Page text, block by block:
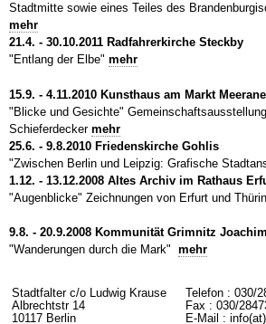
Stadtmitte sowie eines Teiles des
mehr
21.4. - 30.10.2011 Radfahrerkirche Steckby
"Entlang der Elbe" mehr
15.9. - 4.11.2010 Kunsthaus am Markt Meerane
"Blicke und Gesichte"
Schieferdecker mehr
25.6. - 9.8.2010 Friedenskirche Gohlis
"Zwischen Berlin und Leipzig: Grafische
1.12. - 13.12.2008 Altes Archiv im Rathaus
"Augenblicke" Zeichnungen von Erfurt und
9.8. - 20.9.2008 Kommunität Grimnitz
"Wanderungen durch die Mark" mehr
Stadtfalter c/o Ludwig Krause
Albrechtstr 14
10117 Berlin
Telefon : 030/
Fax : 030/
E-Mail :